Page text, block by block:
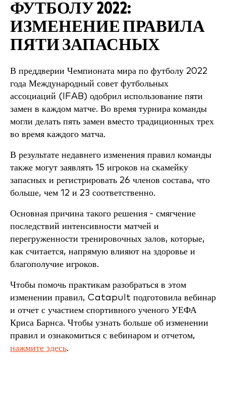
ФУТБОЛУ 2022:
ИЗМЕНЕНИЕ ПРАВИЛА
ПЯТИ ЗАПАСНЫХ
В преддверии Чемпионата мира по футболу 2022
года Международный совет футбольных
ассоциаций (IFAB) одобрил использование пяти
замен в каждом матче. Во время турнира команды
могли делать пять замен вместо традиционных трех
во время каждого матча.
В результате недавнего изменения правил команды
также могут заявлять 15 игроков на скамейку
запасных и регистрировать 26 членов состава, что
больше, чем 12 и 23 соответственно.
Основная причина такого решения - смягчение
последствий интенсивности матчей и
перегруженности тренировочных залов, которые,
как считается, напрямую влияют на здоровье и
благополучие игроков.
Чтобы помочь практикам разобраться в этом
изменении правил, Catapult подготовила вебинар
и отчет с участием спортивного ученого УЕФА
Криса Барнса. Чтобы узнать больше об изменении
правил и ознакомиться с вебинаром и отчетом,
нажмите здесь.